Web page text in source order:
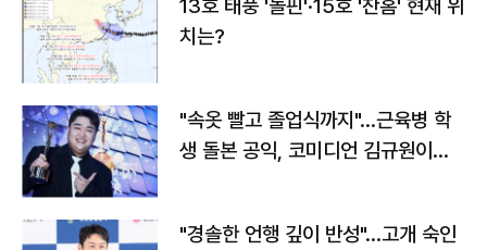
13호 태풍 '돌핀'·15호 '찬홈' 현재 위
치는?
"속옷 빨고 졸업식까지"…근육병 학
생 돌본 공익, 코미디언 김규원이었
"경솔한 언행 깊이 반성"…고개 숙인